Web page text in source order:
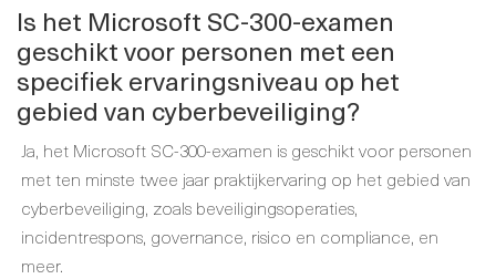
Is het Microsoft SC-300-examen
geschikt voor personen met een
specifiek ervaringsniveau op het
gebied van cyberbeveiliging?
Ja, het Microsoft SC-300-examen is geschikt voor personen
met ten minste twee jaar praktijkervaring op het gebied van
cyberbeveiliging, zoals beveiligingsoperaties,
incidentrespons, governance, risico en compliance, en
meer.